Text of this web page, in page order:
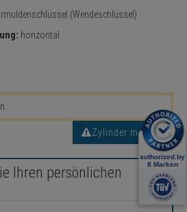
(Wendeschlüssel)
horizontal
Zylinder messen
Ihren persönlichen